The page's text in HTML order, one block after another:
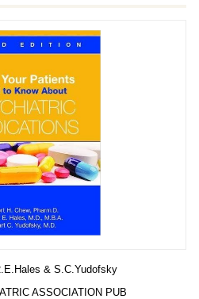
& S.C.Yudofsky
ASSOCIATION PUB